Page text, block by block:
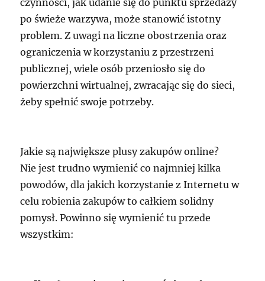
po świeże warzywa, może stanowić istotny
problem. Z uwagi na liczne obostrzenia oraz
ograniczenia w korzystaniu z przestrzeni
publicznej, wiele osób przeniosło się do
powierzchni wirtualnej, zwracając się do sieci,
żeby spełnić swoje potrzeby.
Jakie są największe plusy zakupów online?
Nie jest trudno wymienić co najmniej kilka
powodów, dla jakich korzystanie z Internetu w
celu robienia zakupów to całkiem solidny
pomysł. Powinno się wymienić tu przede
wszystkim: